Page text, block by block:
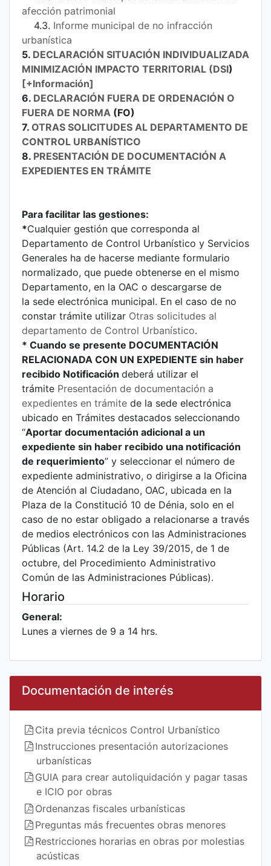
afección patrimonial
4.3. Informe municipal de no infracción
urbanística
5. DECLARACIÓN SITUACIÓN INDIVIDUALIZADA
MINIMIZACIÓN IMPACTO TERRITORIAL (DSI)
[+Información]
6. DECLARACIÓN FUERA DE ORDENACIÓN O
FUERA DE NORMA (FO)
7. OTRAS SOLICITUDES AL DEPARTAMENTO DE
CONTROL URBANÍSTICO
8. PRESENTACIÓN DE DOCUMENTACIÓN A
EXPEDIENTES EN TRÁMITE
Para facilitar las gestiones:
*Cualquier gestión que corresponda al
Departamento de Control Urbanístico y Servicios
Generales ha de hacerse mediante formulario
normalizado, que puede obtenerse en el mismo
Departamento, en la OAC o descargarse de
la sede electrónica municipal. En el caso de no
constar trámite utilizar Otras solicitudes al
departamento de Control Urbanístico.
* Cuando se presente DOCUMENTACIÓN
RELACIONADA CON UN EXPEDIENTE sin haber
recibido Notificación deberá utilizar el
trámite Presentación de documentación a
expedientes en trámite de la sede electrónica
ubicado en Trámites destacados seleccionando
“Aportar documentación adicional a un
expediente sin haber recibido una notificación
de requerimiento” y seleccionar el número de
expediente administrativo, o dirigirse a la Oficina
de Atención al Ciudadano, OAC, ubicada en la
Plaza de la Constitució 10 de Dénia, solo en el
caso de no estar obligado a relacionarse a través
de medios electrónicos con las Administraciones
Públicas (Art. 14.2 de la Ley 39/2015, de 1 de
octubre, del Procedimiento Administrativo
Común de las Administraciones Públicas).
Horario
General:
Lunes a viernes de 9 a 14 hrs.
Documentación de interés
Cita previa técnicos Control Urbanístico
Instrucciones presentación autorizaciones
urbanísticas
GUIA para crear autoliquidación y pagar tasas
e ICIO por obras
Ordenanzas fiscales urbanísticas
Preguntas más frecuentes obras menores
Restricciones horarias en obras por molestias
acústicas